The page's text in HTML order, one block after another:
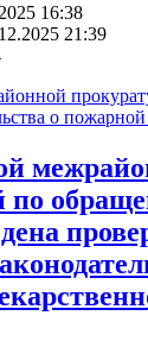
16:38
21:39
о
по